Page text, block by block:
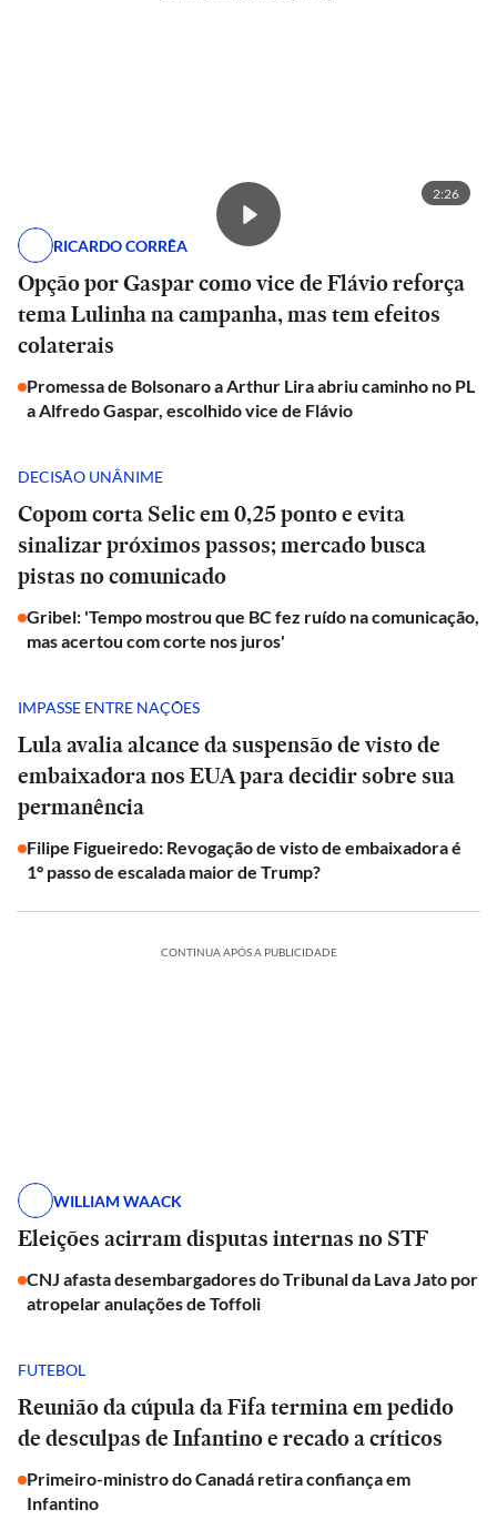
2:26
RICARDO CORRÊA
Opção por Gaspar como vice de Flávio reforça
tema Lulinha na campanha, mas tem efeitos
colaterais
Promessa de Bolsonaro a Arthur Lira abriu caminho no PL
a Alfredo Gaspar, escolhido vice de Flávio
DECISÃO UNÂNIME
Copom corta Selic em 0,25 ponto e evita
sinalizar próximos passos; mercado busca
pistas no comunicado
Gribel: 'Tempo mostrou que BC fez ruído na comunicação,
mas acertou com corte nos juros'
IMPASSE ENTRE NAÇÕES
Lula avalia alcance da suspensão de visto de
embaixadora nos EUA para decidir sobre sua
permanência
Filipe Figueiredo: Revogação de visto de embaixadora é
1° passo de escalada maior de Trump?
CONTINUA APÓS A PUBLICIDADE
WILLIAM WAACK
Eleições acirram disputas internas no STF
CNJ afasta desembargadores do Tribunal da Lava Jato por
atropelar anulações de Toffoli
FUTEBOL
Reunião da cúpula da Fifa termina em pedido
de desculpas de Infantino e recado a críticos
Primeiro-ministro do Canadá retira confiança em
Infantino